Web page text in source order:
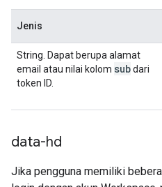
Jenis
String. Dapat berupa alamat
email atau nilai kolom subdari
token ID.
data-hd
Jika pengguna memiliki